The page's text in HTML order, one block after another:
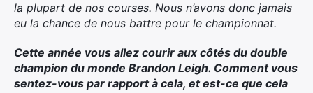
la plupart de nos courses. Nous n’avons donc jamais
eu la chance de nous battre pour le championnat.
Cette année vous allez courir aux côtés du double
champion du monde Brandon Leigh. Comment vous
sentez-vous par rapport à cela, et est-ce que cela